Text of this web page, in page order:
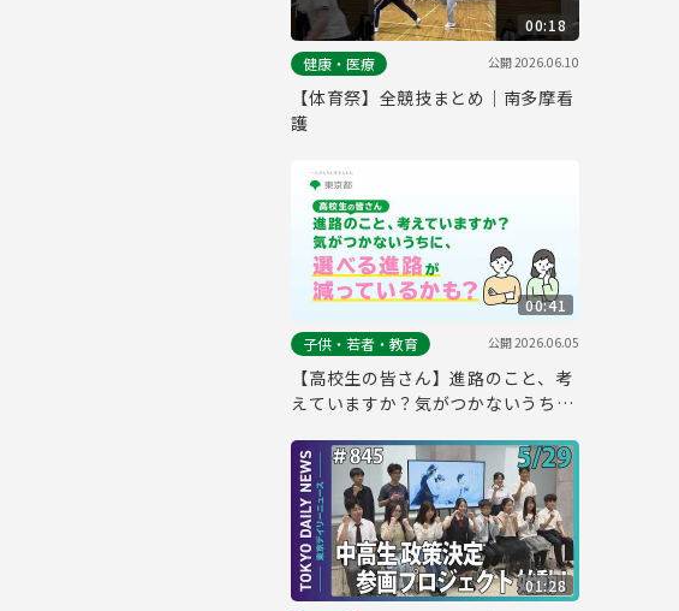
00:18
健康・医療
公開2026.06.10
【体育祭】全競技まとめ｜南多摩看
護
00:41
子供・若者・教育
公開2026.06.05
【高校生の皆さん】進路のこと、考
えていますか？気がつかないうち
01:28